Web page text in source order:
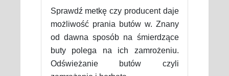
Sprawdź metkę czy producent daje
możliwość prania butów w. Znany
od dawna sposób na śmierdzące
buty polega na ich zamrożeniu.
Odświeżanie butów czyli